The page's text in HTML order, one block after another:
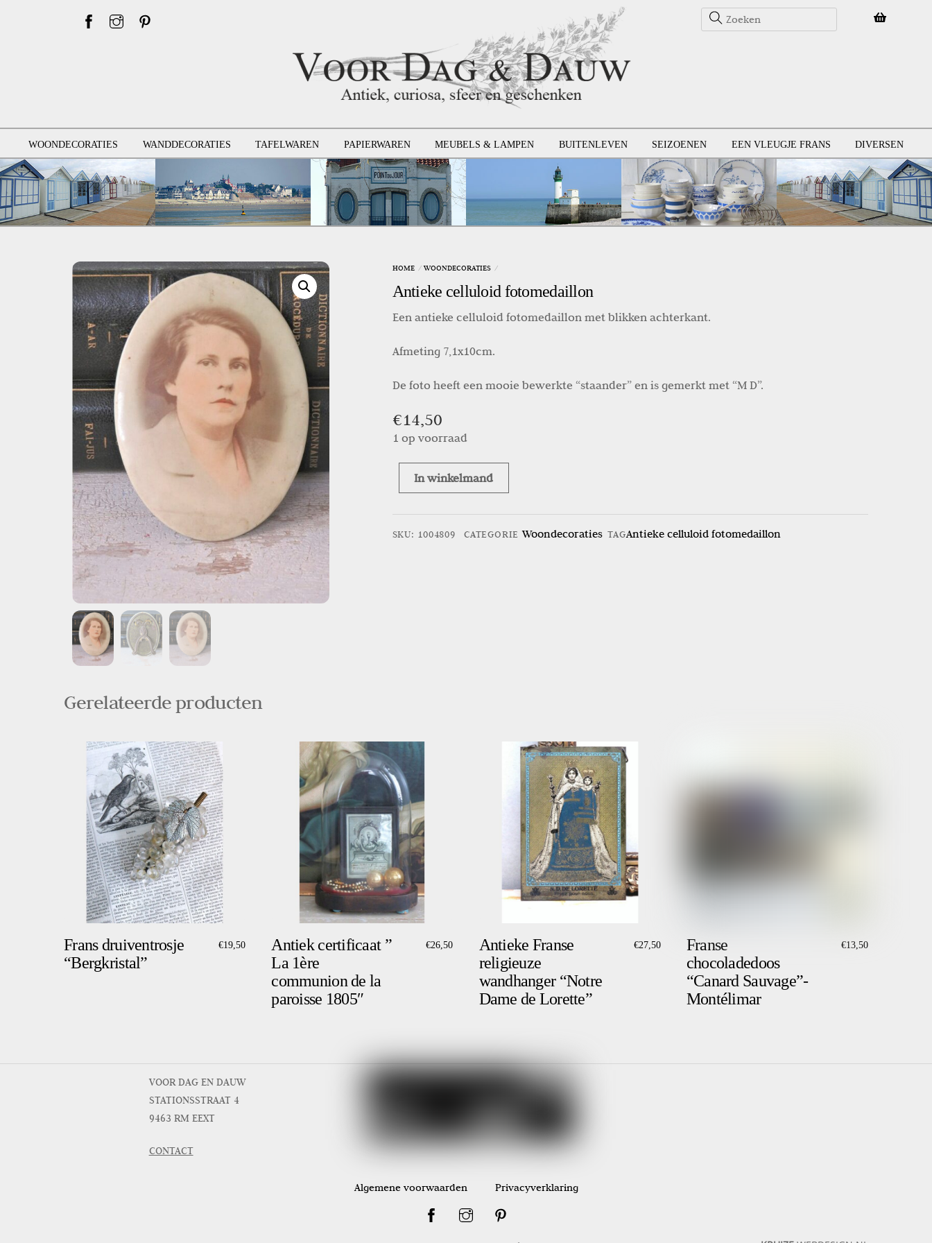
WOONDECORATIES WANDDECORATIES TAFELWAREN PAPIERWAREN MEUBELS & LAMPEN BUITENLEVEN SEIZOENEN EEN VLEUGJE FRANS DIVERSEN
HOME WOONDECORATIES
Antieke celluloid fotomedaillon
Een antieke celluloid fotomedaillon met blikken achterkant.
Afmeting 7,1x10cm.
De foto heeft een mooie bewerkte “staander” en is gemerkt met “M D”.
€14,50
1 op voorraad
Antieke
aantal
In winkelmand
SKU: 1004809 CATEGORIEWoondecoraties TAGAntieke celluloid fotomedaillon
Gerelateerde producten
Frans druiventrosje
“Bergkristal”
€19,50
Antiek certificaat ”
La 1ère
communion de la
paroisse 1805″
€26,50
Antieke Franse
religieuze
wandhanger “Notre
Dame de Lorette”
€27,50
Franse
chocoladedoos
“Canard Sauvage”-
Montélimar
€13,50
VOOR DAG EN DAUW
STATIONSSTRAAT 4
9463 RM EEXT
CONTACT
Algemene voorwaarden Privacyverklaring